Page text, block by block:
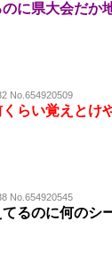
に県大会だか
No.654920509
らい覚えとけ
No.654920545
るのに何のシ